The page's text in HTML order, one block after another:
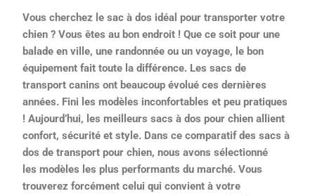
Vous cherchez le sac à dos idéal pour transporter votre
chien ? Vous êtes au bon endroit ! Que ce soit pour une
balade en ville, une randonnée ou un voyage, le bon
équipement fait toute la différence. Les sacs de
transport canins ont beaucoup évolué ces dernières
années. Fini les modèles inconfortables et peu pratiques
! Aujourd’hui, les meilleurs sacs à dos pour chien allient
confort, sécurité et style. Dans ce comparatif des sacs à
dos de transport pour chien, nous avons sélectionné
les modèles les plus performants du marché. Vous
trouverez forcément celui qui convient à votre